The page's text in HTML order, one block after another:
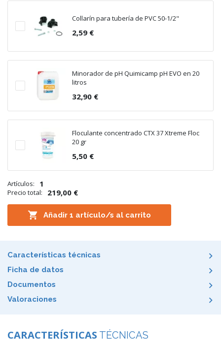
Collarín para tubería de PVC 50-1/2"
2,59 €
Minorador de pH Quimicamp pH EVO en 20
litros
32,90 €
Floculante concentrado CTX 37 Xtreme Floc
20 gr
5,50 €
Artículos: 1
Precio total: 219,00 €
 Añadir 1 artículo/s al carrito
Características técnicas
Ficha de datos
Documentos
Valoraciones
CARACTERÍSTICAS TÉCNICAS